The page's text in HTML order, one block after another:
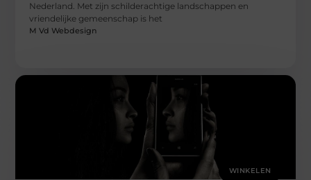
Nederland. Met zijn schilderachtige landschappen en
vriendelijke gemeenschap is het
M Vd Webdesign
WINKELEN